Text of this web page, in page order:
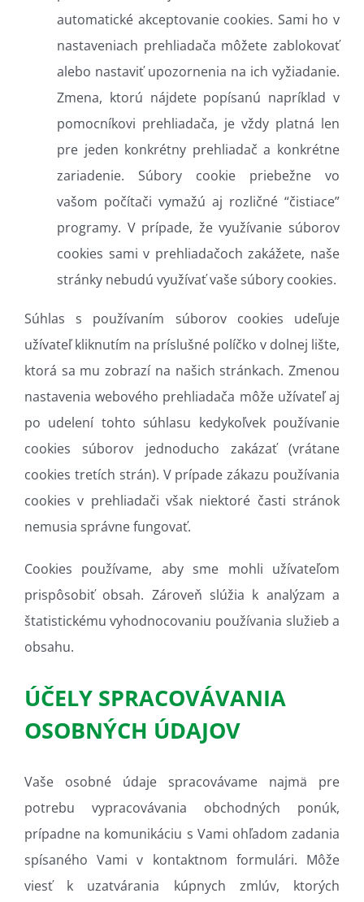
automatické akceptovanie cookies. Sami ho v
nastaveniach prehliadača môžete zablokovať
alebo nastaviť upozornenia na ich vyžiadanie.
Zmena, ktorú nájdete popísanú napríklad v
pomocníkovi prehliadača, je vždy platná len
pre jeden konkrétny prehliadač a konkrétne
zariadenie. Súbory cookie priebežne vo
vašom počítači vymažú aj rozličné “čistiace”
programy. V prípade, že využívanie súborov
cookies sami v prehliadačoch zakážete, naše
stránky nebudú využívať vaše súbory cookies.
Súhlas s používaním súborov cookies udeľuje
užívateľ kliknutím na príslušné políčko v dolnej lište,
ktorá sa mu zobrazí na našich stránkach. Zmenou
nastavenia webového prehliadača môže užívateľ aj
po udelení tohto súhlasu kedykoľvek používanie
cookies súborov jednoducho zakázať (vrátane
cookies tretích strán). V prípade zákazu používania
cookies v prehliadači však niektoré časti stránok
nemusia správne fungovať.
Cookies používame, aby sme mohli užívateľom
prispôsobiť obsah. Zároveň slúžia k analýzam a
štatistickému vyhodnocovaniu používania služieb a
obsahu.
ÚČELY SPRACOVÁVANIA
OSOBNÝCH ÚDAJOV
Vaše osobné údaje spracovávame najmä pre
potrebu vypracovávania obchodných ponúk,
prípadne na komunikáciu s Vami ohľadom zadania
spísaného Vami v kontaktnom formulári. Môže
viesť k uzatvárania kúpnych zmlúv, ktorých